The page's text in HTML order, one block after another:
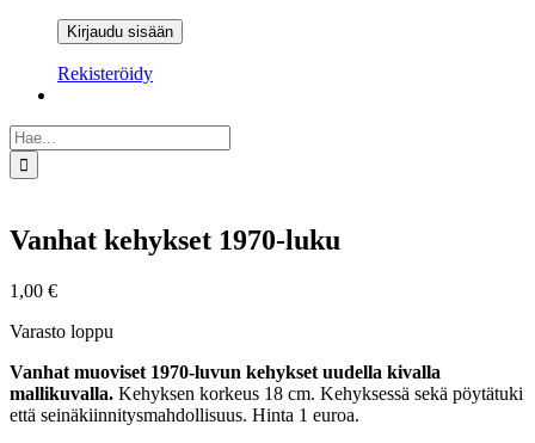
Rekisteröidy
Etsi
...
Vanhat kehykset 1970-luku
1,00 €
Varasto loppu
Vanhat muoviset 1970-luvun kehykset uudella kivalla
mallikuvalla. Kehyksen korkeus 18 cm. Kehyksessä sekä pöytätuki
että seinäkiinnitysmahdollisuus. Hinta 1 euroa.